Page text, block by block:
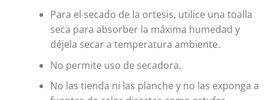
Para el secado de la ortesis, utilice una toalla
seca para absorber la máxima humedad y
déjela secar a temperatura ambiente.
No permite uso de secadora.
No las tienda ni las planche y no las exponga a